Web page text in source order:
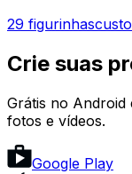
29 figurinhas
Crie suas
Grátis no Android
fotos e vídeos.
Google Play